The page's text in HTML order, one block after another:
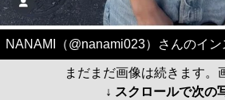
NANAMI（@nanami023）さんのイン
まだまだ画像は続きます。
↓ スクロールで次の